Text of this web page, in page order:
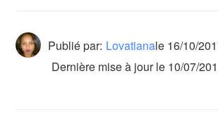
Publié par: Lovatianale 16/10/
Dernière mise à jour le 10/07/